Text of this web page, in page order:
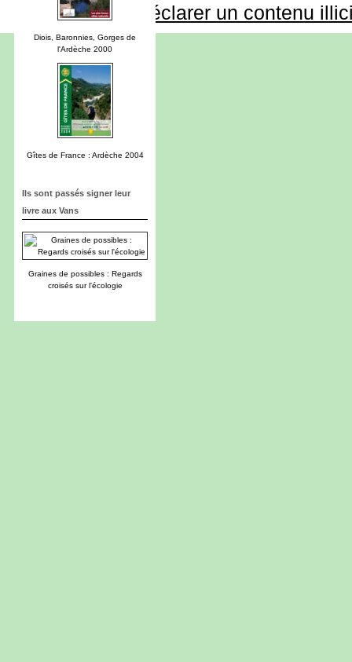
Diois, Baronnies, Gorges de
l'Ardèche 2000
Gîtes de France : Ardèche 2004
Ils sont passés signer leur
livre aux Vans
Graines de possibles : Regards
croisés sur l'écologie
Déclarer un contenu